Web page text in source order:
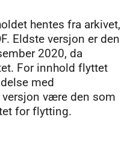
hentes fra arkivet,
Eldste versjon er den
2020, da
For innhold flyttet
med
være den som
for flytting.